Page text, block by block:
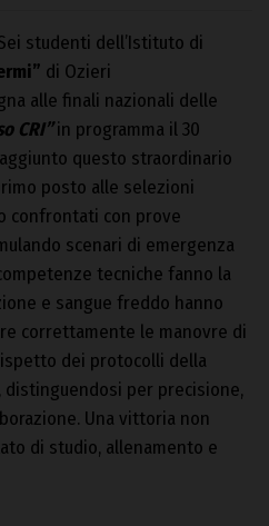
studenti dell’Istituto di
di Ozieri
alle finali nazionali delle
CRI”in programma il 30
questo straordinario
posto alle selezioni
confrontati con prove
scenari di emergenza
tecniche fanno la
e sangue freddo hanno
correttamente le manovre di
dei protocolli della
distinguendosi per precisione,
Una vittoria non
di studio, allenamento e